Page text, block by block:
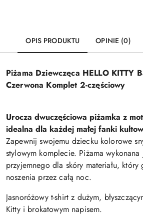
OPIS PRODUKTU OPINIE (0)
Piżama Dziewczęca HELLO KITTY
Czerwona Komplet 2-częściowy
Urocza dwuczęściowa piżamka z
idealna dla każdej małej fanki
Zapewnij swojemu dziecku kolorowe
stylowym komplecie. Piżama
przyjemnego dla skóry materiału,
noszenia przez całą noc.
Jasnoróżowy t-shirt z dużym,
Kitty i brokatowym napisem.